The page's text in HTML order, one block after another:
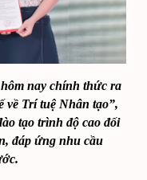
nay chính thức ra
về Trí tuệ Nhân tạo”,
tạo trình độ cao đối
đáp ứng nhu cầu